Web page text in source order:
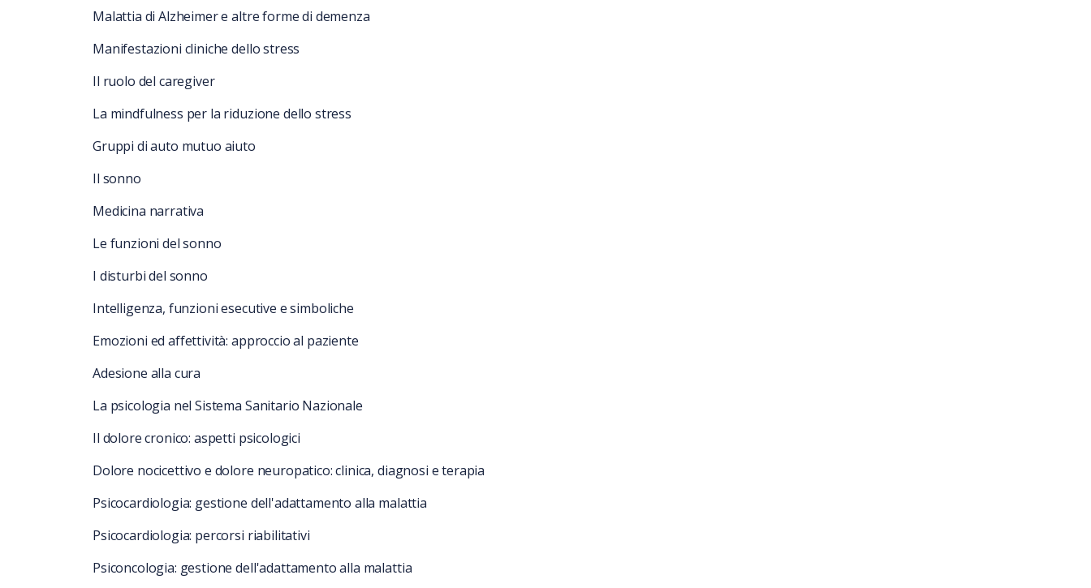
Malattia di Alzheimer e altre forme di demenza
Manifestazioni cliniche dello stress
Il ruolo del caregiver
La mindfulness per la riduzione dello stress
Gruppi di auto mutuo aiuto
Il sonno
Medicina narrativa
Le funzioni del sonno
I disturbi del sonno
Intelligenza, funzioni esecutive e simboliche
Emozioni ed affettività: approccio al paziente
Adesione alla cura
La psicologia nel Sistema Sanitario Nazionale
Il dolore cronico: aspetti psicologici
Dolore nocicettivo e dolore neuropatico: clinica, diagnosi e terapia
Psicocardiologia: gestione dell'adattamento alla malattia
Psicocardiologia: percorsi riabilitativi
Psiconcologia: gestione dell'adattamento alla malattia